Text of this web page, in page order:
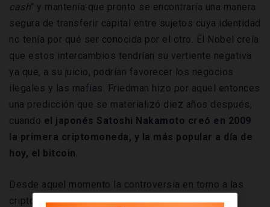
cash" y mantenía que pronto se encontraría una manera
segura de transferir capital entre sujetos cuya identidad
no tenía por qué ser conocida por el otro. El Nobel creía
que estos intercambios tendrían su vertiente negativa
ya que, a su juicio, podrían favorecer los negocios
ilegales y las mafias. Friedman hizo por aquel entonces
una predicción que se materializó diez años después,
cuando el japonés Satoshi Nakamoto creó en 2009
la primera criptomoneda, y la más popular a día de
hoy, el bitcoin.
Desde aquel momento la controversia en torno a las
criptomonedas, que se basan en la tecnología